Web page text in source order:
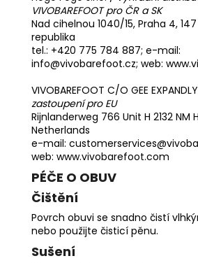
VIVOBAREFOOT pro ČR a SK
Nad cihelnou 1040/15, Praha 4,
republika
tel.: +420 775 784 887; e-mail:
info@vivobarefoot.cz; web:
VIVOBAREFOOT C/O GEE
zastoupení pro EU
Rijnlanderweg 766 Unit H 2132 NM
Netherlands
e-mail:
web: www.vivobarefoot.com
PÉČE O OBUV
Čištění
Povrch obuvi se snadno čistí
nebo použijte čisticí pěnu.
Sušení